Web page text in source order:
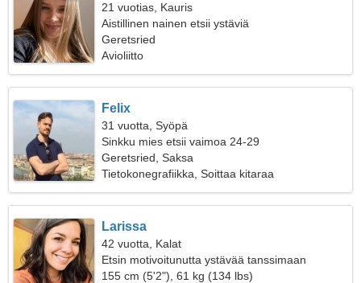
21 vuotias, Kauris
Aistillinen nainen etsii ystäviä
Geretsried
Avioliitto
Felix
31 vuotta, Syöpä
Sinkku mies etsii vaimoa 24-29
Geretsried, Saksa
Tietokonegrafiikka, Soittaa kitaraa
Larissa
42 vuotta, Kalat
Etsin motivoitunutta ystävää tanssimaan
yhdessä
155 cm (5'2"), 61 kg (134 lbs)